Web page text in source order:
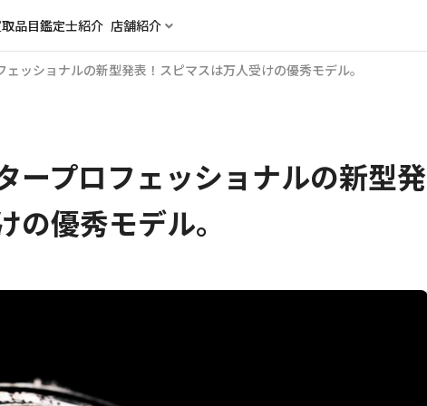
品目鑑定士紹介 店舗紹介
ッショナルの新型発表！スピマスは万人受けの優秀モデル。
ープロフェッショナルの新型発
優秀モデル。